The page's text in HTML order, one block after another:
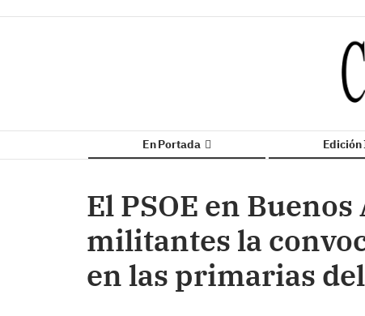
En Portada
El PSOE en
militantes la
en las primarias